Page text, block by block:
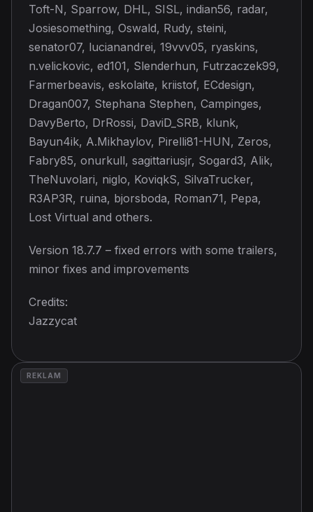
Toft-N, Sparrow, DHL, SISL, indian56, radar,
Josiesomething, Oswald, Rudy, steini,
senator07, lucianandrei, 19vvv05, ryaskins,
n.velickovic, ed101, Slenderhun, Futrzaczek99,
Farmerbeavis, eskolaite, kriistof, ECdesign,
Dragan007, Stephana Stephen, Campinges,
DavyBerto, DrRossi, DaviD_SRB, klunk,
Bayun4ik, A.Mikhaylov, Pirelli81-HUN, Zeros,
Fabry85, onurkull, sagittariusjr, Sogard3, Alik,
TheNuvolari, niglo, KoviqkS, SilvaTrucker,
R3AP3R, ruina, bjorsboda, Roman71, Pepa,
Lost Virtual and others.
Version 18.7.7 – fixed errors with some trailers,
minor fixes and improvements
Credits:
Jazzycat
REKLAM